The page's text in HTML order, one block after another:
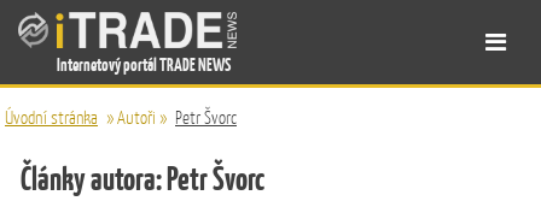
Internetový portál TRADE NEWS
Úvodní stránka »Autoři » Petr Švorc
Články autora: Petr Švorc